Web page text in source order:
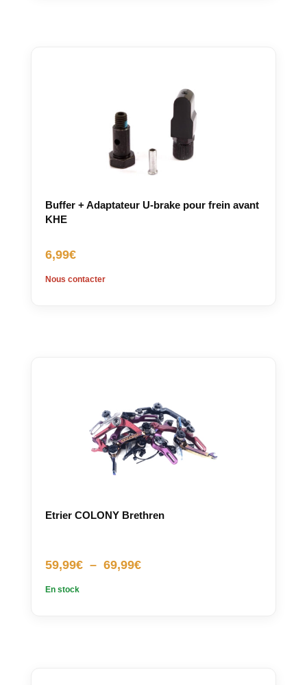
Buffer + Adaptateur U-brake pour frein avant
KHE
6,99€
Nous contacter
Etrier COLONY Brethren
59,99€ – 69,99€Plage
En stock